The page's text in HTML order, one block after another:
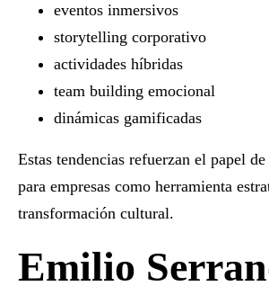
eventos inmersivos
storytelling corporativo
actividades híbridas
team building emocional
dinámicas gamificadas
Estas tendencias refuerzan el papel de
para empresas como herramienta
transformación cultural.
Emilio